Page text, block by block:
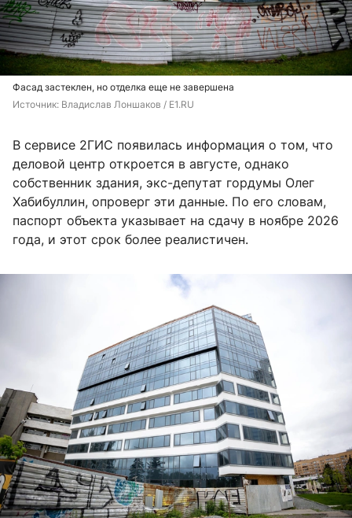
Фасад застеклен, но отделка еще не завершена
Источник: Владислав Лоншаков / E1.RU
В сервисе 2ГИС появилась информация о том, что
деловой центр откроется в августе, однако
собственник здания, экс-депутат гордумы Олег
Хабибуллин, опроверг эти данные. По его словам,
паспорт объекта указывает на сдачу в ноябре 2026
года, и этот срок более реалистичен.